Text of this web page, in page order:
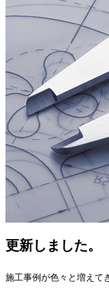
更新しました。
施工事例が色々と増えて